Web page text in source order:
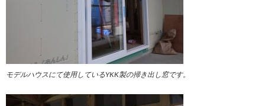
モデルハウスにて使用しているYKK製の掃き出し窓です。